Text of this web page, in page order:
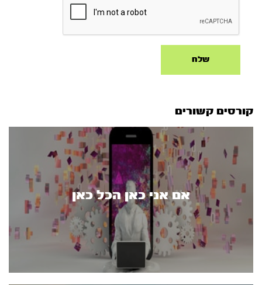
קורסים קשורים
אם אני כאן הכל כאן